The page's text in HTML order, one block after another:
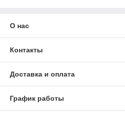
О нас
Контакты
Доставка и оплата
График работы